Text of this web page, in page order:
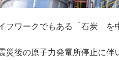
フワークでもある「石炭」を
災後の原子力発電所停止に